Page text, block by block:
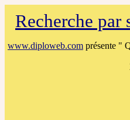
Recherche par
www.diploweb.com présente "